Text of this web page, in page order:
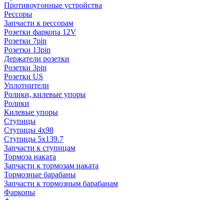
Противоугонные устройства
Рессоры
Запчасти к рессорам
Розетки фаркопа 12V
Розетки 7pin
Розетки 13pin
Держатели розетки
Розетки 3pin
Розетки US
Уплотнители
Ролики, килевые упоры
Ролики
Килевые упоры
Ступицы
Ступицы 4x98
Ступицы 5x139.7
Запчасти к ступицам
Тормоза наката
Запчасти к тормозам наката
Тормозные барабаны
Запчасти к тормозным барабанам
Фаркопы